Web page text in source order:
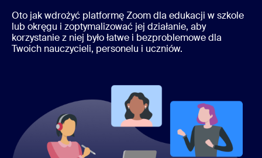
Oto jak wdrożyć platformę Zoom dla edukacji w szkole
lub okręgu i zoptymalizować jej działanie, aby
korzystanie z niej było łatwe i bezproblemowe dla
Twoich nauczycieli, personelu i uczniów.